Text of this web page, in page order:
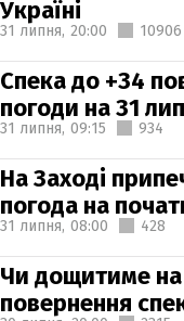
Україні
31 липня, 20:00 10906
Спека до +34
погоди на 31
31 липня, 09:15 934
На Заході
погода на
31 липня, 08:00 428
Чи дощитиме на
повернення